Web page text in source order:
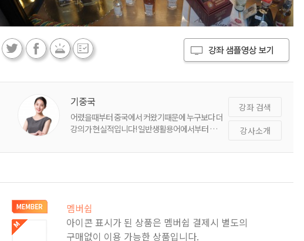
기중국
어렸을때부터 중국에서 커왔기때문에 누구보다 더
강의가 현실적입니다! 일반생활용어에서부터 시
강좌 검색
강사소개
멤버쉽
아이콘 표시가 된 상품은 멤버쉽 결제시 별도의
구매없이 이용 가능한 상품입니다.